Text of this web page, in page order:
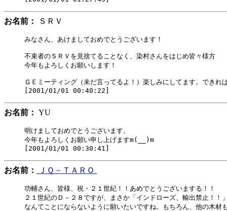
お名前： ＳＲＶ
みなさん、あけましておめでとうございます！
不束者のＳＲＶを見捨てることなく、染村さんをはじめ皆々様方
今年もよろしくお願いします！
ＧＥミーティング（未だ言ってるよ！）楽しみにしてます。できれ
お名前： YU
明けましておめでとうございます。
今年もよろしくお願い申し上げますm(__)m
お名前： ＪＱ－ＴＡＲＯ
功輔さん、皆様、祝・２１世紀！！あめでとうございまする！！
２１世紀のＤ－２８ですが、まさか「インドローズ、輸出禁止！！
なんてことにならないように願いたいですね。もちろん、他の木材